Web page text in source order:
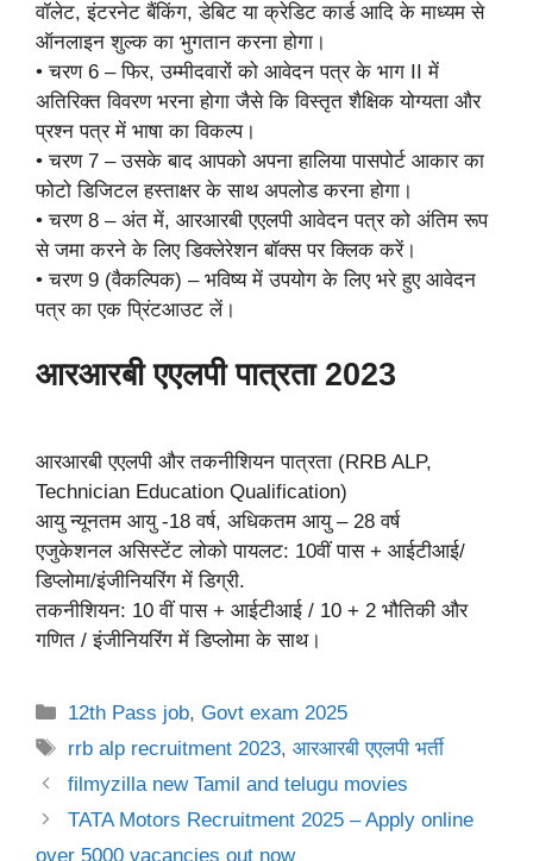
वॉलेट, इंटरनेट बैंकिंग, डेबिट या क्रेडिट कार्ड आदि के माध्यम से
ऑनलाइन शुल्क का भुगतान करना होगा।
• चरण 6 – फिर, उम्मीदवारों को आवेदन पत्र के भाग II में
अतिरिक्त विवरण भरना होगा जैसे कि विस्तृत शैक्षिक योग्यता और
प्रश्न पत्र में भाषा का विकल्प।
• चरण 7 – उसके बाद आपको अपना हालिया पासपोर्ट आकार का
फोटो डिजिटल हस्ताक्षर के साथ अपलोड करना होगा।
• चरण 8 – अंत में, आरआरबी एएलपी आवेदन पत्र को अंतिम रूप
से जमा करने के लिए डिक्लेरेशन बॉक्स पर क्लिक करें।
• चरण 9 (वैकल्पिक) – भविष्य में उपयोग के लिए भरे हुए आवेदन
पत्र का एक प्रिंटआउट लें।
आरआरबी एएलपी पात्रता 2023
आरआरबी एएलपी और तकनीशियन पात्रता (RRB ALP,
Technician Education Qualification)
आयु न्यूनतम आयु -18 वर्ष, अधिकतम आयु – 28 वर्ष
एजुकेशनल असिस्टेंट लोको पायलट: 10वीं पास + आईटीआई/
डिप्लोमा/इंजीनियरिंग में डिग्री.
तकनीशियन: 10 वीं पास + आईटीआई / 10 + 2 भौतिकी और
गणित / इंजीनियरिंग में डिप्लोमा के साथ।
Categories
12th Pass job,Govt exam 2025
Tags
rrb alp recruitment 2023,आरआरबी एएलपी भर्ती
filmyzilla new Tamil and telugu movies
TATA Motors Recruitment 2025 – Apply online
over 5000 vacancies out now